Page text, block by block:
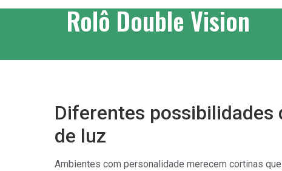
Rolô Double Vision
Diferentes possibilidades
de luz
Ambientes com personalidade merecem cortinas